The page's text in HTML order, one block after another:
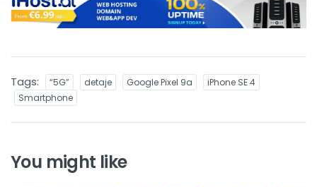
Tags: “5G” detaje Google Pixel 9a
iPhone SE 4
Smartphone
You might like